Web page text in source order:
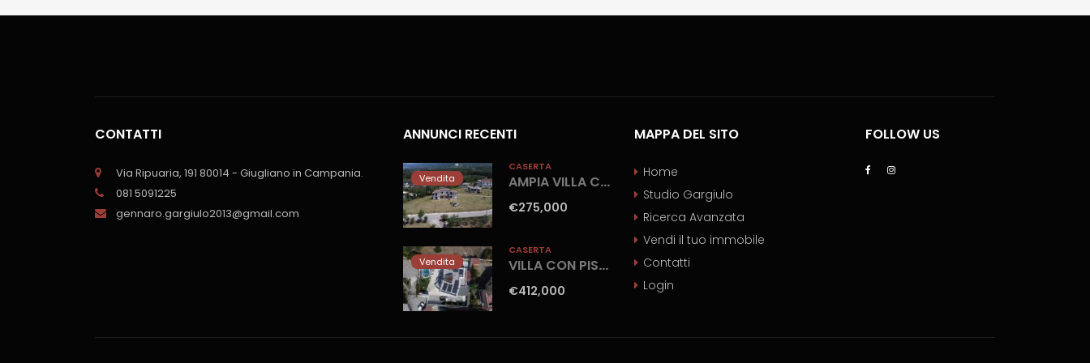
CONTATTI
Via Ripuaria, 191 80014 - Giugliano in Campania.
081 5091225
gennaro.gargiulo2013@gmail.com
ANNUNCI RECENTI
Vendita
CASERTA
AMPIA VILLA CON GIARDINO Gioia Sannitica
€275,000
Vendita
CASERTA
VILLA CON PISCINA Castel Volturno-Parco Europa
€412,000
MAPPA DEL SITO
Home
Studio Gargiulo
Ricerca Avanzata
Vendi il tuo immobile
Contatti
Login
FOLLOW US